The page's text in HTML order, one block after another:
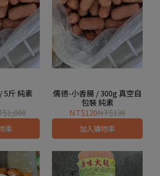
5斤 純素
車
儒德-小香腸 / 300g 真空自
包裝 純素
NT$120NT$130
加入購物車